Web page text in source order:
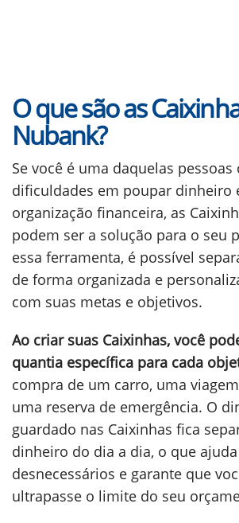
O que são as
Nubank?
Se você é uma daquelas pessoas
dificuldades em poupar dinheiro
organização financeira, as
podem ser a solução para o seu
essa ferramenta, é possível
de forma organizada e
com suas metas e objetivos.
Ao criar suas Caixinhas, você
quantia específica para cada
compra de um carro, uma
uma reserva de emergência. O
guardado nas Caixinhas fica
dinheiro do dia a dia, o que
desnecessários e garante que
ultrapasse o limite do seu